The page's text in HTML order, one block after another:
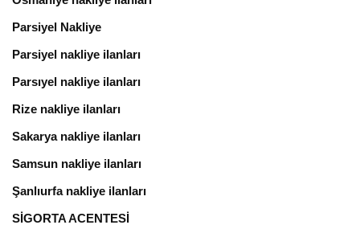
Parsiyel Nakliye
Parsiyel nakliye ilanları
Parsıyel nakliye ilanları
Rize nakliye ilanları
Sakarya nakliye ilanları
Samsun nakliye ilanları
Şanlıurfa nakliye ilanları
SİGORTA ACENTESİ